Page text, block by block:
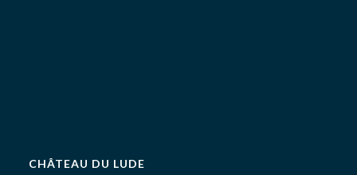
CHÂTEAU DU LUDE